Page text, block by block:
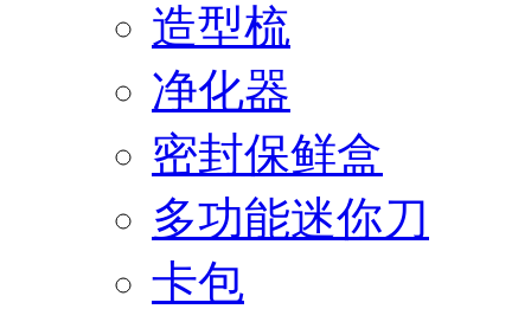
造型梳
净化器
密封保鲜盒
多功能迷你刀
卡包